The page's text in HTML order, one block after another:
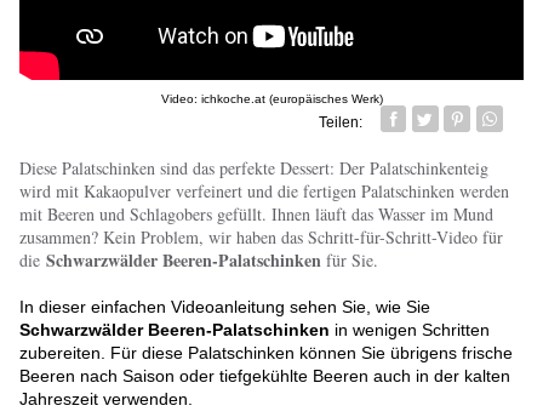
Video: ichkoche.at (europäisches Werk)
Teilen:
Facebook
TwitterPin it
Diese Palatschinken sind das perfekte Dessert: Der Palatschinkenteig
wird mit Kakaopulver verfeinert und die fertigen Palatschinken werden
mit Beeren und Schlagobers gefüllt. Ihnen läuft das Wasser im Mund
zusammen? Kein Problem, wir haben das Schritt-für-Schritt-Video für
die Schwarzwälder Beeren-Palatschinken für Sie.
In dieser einfachen Videoanleitung sehen Sie, wie Sie
Schwarzwälder Beeren-Palatschinken in wenigen Schritten
zubereiten. Für diese Palatschinken können Sie übrigens frische
Beeren nach Saison oder tiefgekühlte Beeren auch in der kalten
Jahreszeit verwenden.